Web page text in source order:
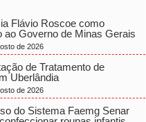
Flávio Roscoe como
ao Governo de Minas Gerais
de 2026
de Tratamento de
Uberlândia
de 2026
do Sistema Faemg Senar